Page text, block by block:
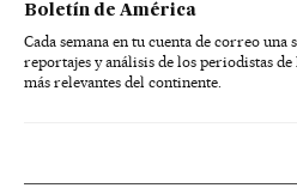
Boletín de América
Cada semana en tu cuenta de correo una
reportajes y análisis de los periodistas
más relevantes del continente.